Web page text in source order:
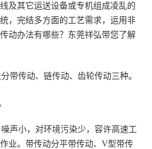
及其它运送设备或专机组成凌乱的
，完结多方面的工艺需求，运用非
动办法有哪些？东莞祥弘带您了解
带传动、链传动、齿轮传动三种。
声小，对环境污染少，容许高速工
业。带传动分平带传动、V型带传